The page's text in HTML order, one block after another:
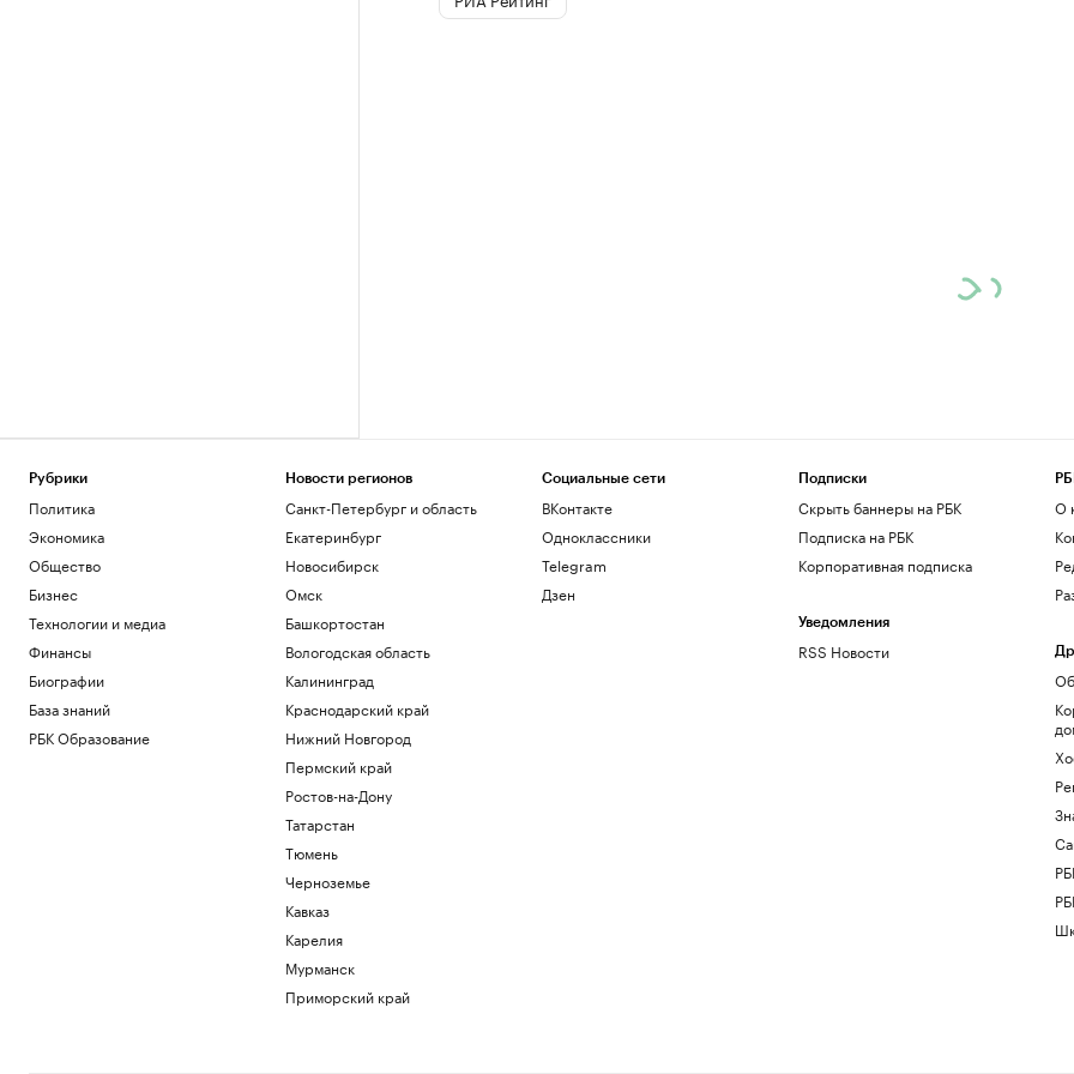
Рубрики
Политика
Экономика
Общество
Бизнес
Технологии и медиа
Финансы
Биографии
База знаний
РБК Образование
Новости регионов
Санкт-Петербург и область
Екатеринбург
Новосибирск
Омск
Башкортостан
Вологодская область
Калининград
Краснодарский край
Нижний Новгород
Пермский край
Ростов-на-Дону
Татарстан
Тюмень
Черноземье
Кавказ
Карелия
Мурманск
Приморский край
Социальные сети
ВКонтакте
Одноклассники
Telegram
Дзен
Подписки
Скрыть баннеры на РБК
Подписка на РБК
Корпоративная подписка
Уведомления
RSS Новости
О